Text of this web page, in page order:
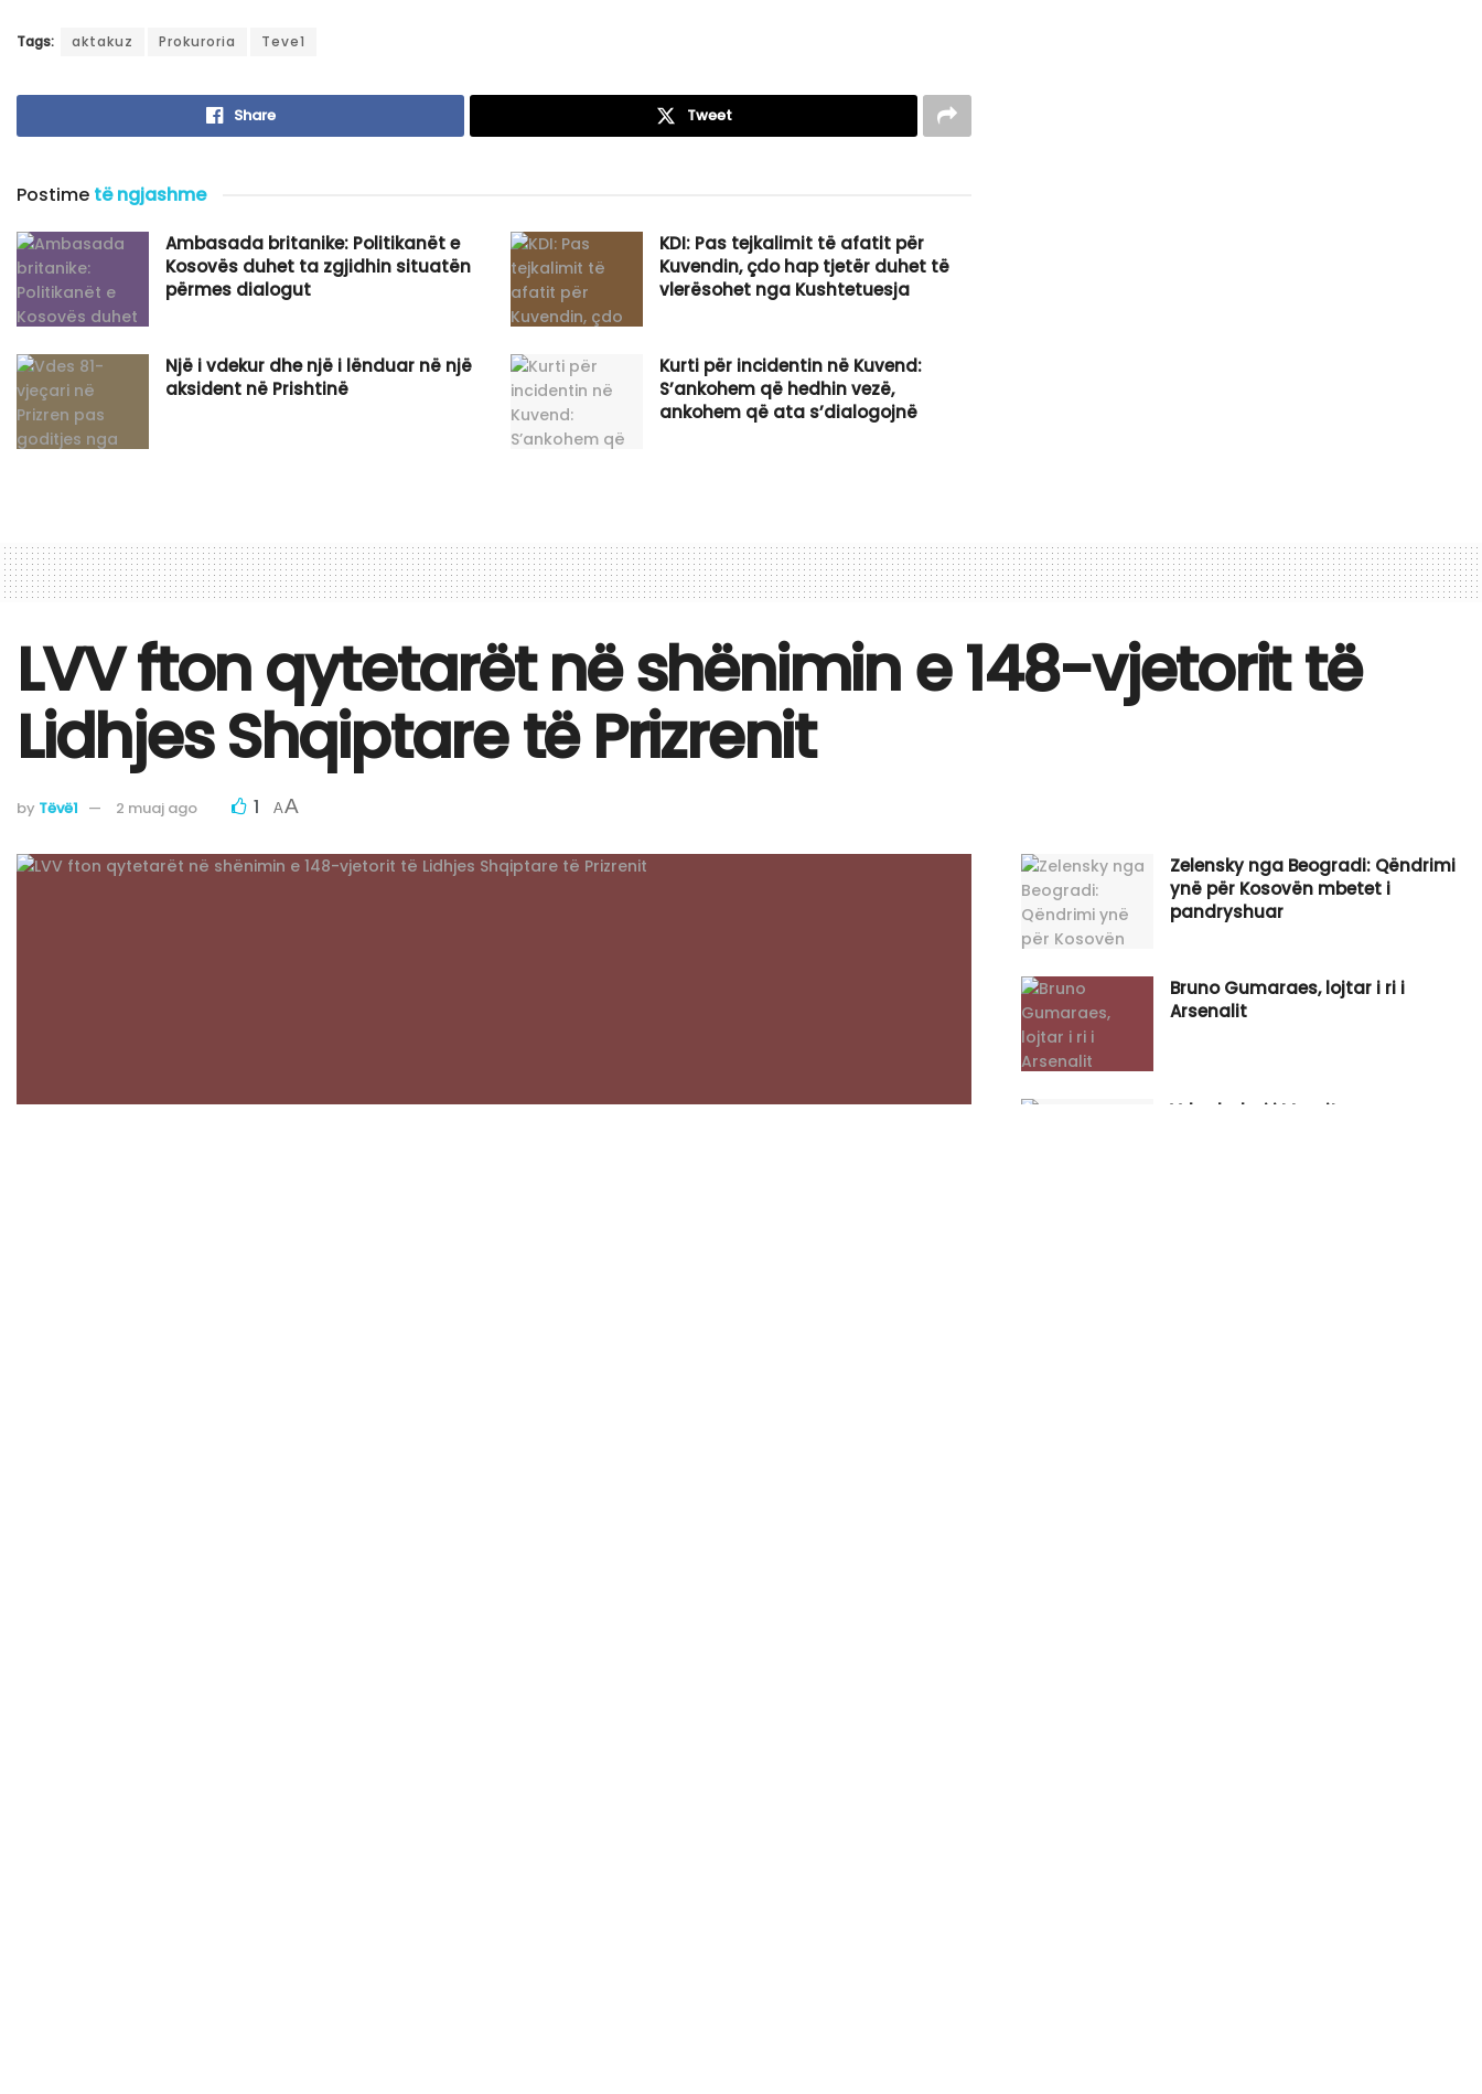
Tags: aktakuz Prokuroria Teve1
Share Tweet
Postime të ngjashme
Ambasada britanike: Politikanët e
Kosovës duhet ta zgjidhin situatën
përmes dialogut
KDI: Pas tejkalimit të afatit për
Kuvendin, çdo hap tjetër duhet të
vlerësohet nga Kushtetuesja
Një i vdekur dhe një i lënduar në një
aksident në Prishtinë
Kurti për incidentin në Kuvend:
S’ankohem që hedhin vezë,
ankohem që ata s’dialogojnë
LVV fton qytetarët në shënimin e 148-vjetorit të
Lidhjes Shqiptare të Prizrenit
by Tëvë1 2 muaj ago 1 AA
Zelensky nga Beogradi: Qëndrimi
ynë për Kosovën mbetet i
pandryshuar
Bruno Gumaraes, lojtar i ri i
Arsenalit
Vdes babai i Messit